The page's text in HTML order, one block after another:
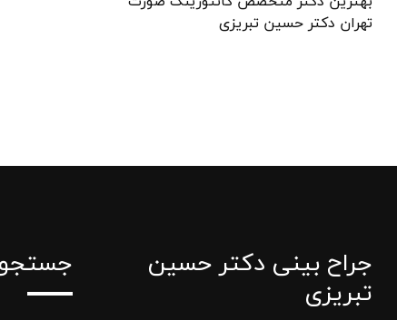
تهران دکتر حسین تبریزی
جراح بینی دکتر حسین
تبریزی
جستجو